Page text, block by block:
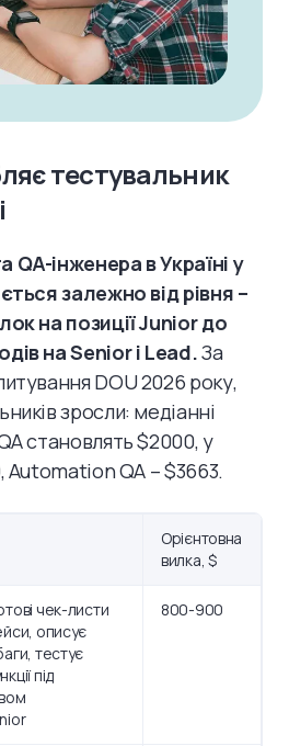
тестувальник
QA-інженера в Україні у
залежно від рівня –
на позиції Junior до
на Senior і Lead.За
DOU 2026 року,
зросли: медіанні
становлять $2000, у
Automation QA – $3663.
Орієнтовна
вилка, $
чек-листи
описує
тестує
під
800-900